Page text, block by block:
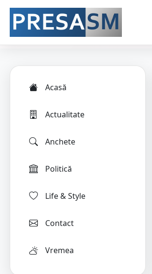
Acasă
Actualitate
Anchete
Politică
Life & Style
Contact
Vremea